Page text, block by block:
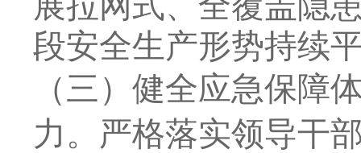
段安全生产形势持续
（三）健全应急保障
力。 严格落实领导干